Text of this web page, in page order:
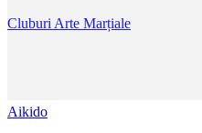
Cluburi Arte Marțiale
Aikido